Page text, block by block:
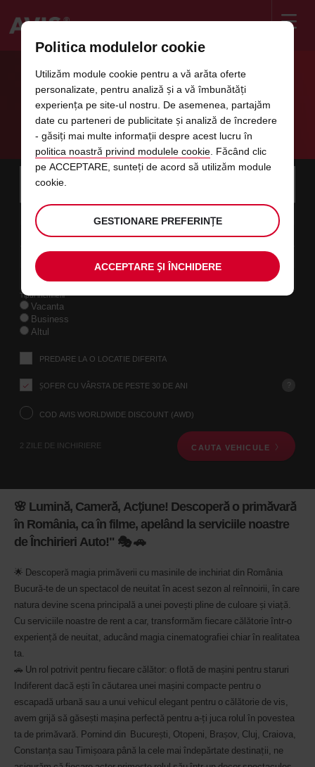
🎬 "BLOCKBUSTER DE WEEKEND:
REDUCERILE DE PREȚURI ÎN ROLURI
PRINCIPALE!" 🌟🎥🚗🌟
Instructions
Screen
Reader
screen
reader
instructions
Alege
locatia
de
preluare
folosind
formularul
cautare
vehiculelor
jos.
te
rugam
sa
ne
furnizezi
ora
preluarii
Poti
de
asemenea
sa
ne
furnizezi
un
numar
Avis
Worldwide
Discount
(AWD).
Microbuzele
Omite
link-
urile
acest
formular
Cauta
locatia
preluare
pentru
preluare
S
selecteaza
pentru
a
schimba
Ora
aleasa
pentru
preluare
10
Actuala
L
AUG.
selecteaza
pentru
a
schimba
time
to
Ora
aleasa
pentru
preluare
10
Tipul inchirierii
Vacanta
Business
Altul
PREDARE LA O LOCATIE DIFERITA
ȘOFER CU VÂRSTA DE PESTE 30 DE ANI
COD AVIS WORLDWIDE DISCOUNT (AWD)
2 ZILE DE INCHIRIERE CAUTA VEHICULE
🌸 Lumină, Cameră, Acțiune! Descoperă o primăvară
în România, ca în filme, apelând la serviciile noastre
de Închirieri Auto!" 🎭 🚗
🌟 Descoperă magia primăverii cu masinile de inchiriat din România
Bucură-te de un spectacol de neuitat în acest sezon al reînnoirii, în care
natura devine scena principală a unei povești pline de culoare și viață.
Cu serviciile noastre de rent a car, transformăm fiecare călătorie într-o
experiență de neuitat, aducând magia cinematografiei chiar în realitatea
ta.
🚗 Un rol potrivit pentru fiecare călător: o flotă de mașini pentru staruri
Indiferent dacă ești în căutarea unei mașini compacte pentru o
escapadă urbană sau a unui vehicul elegant pentru o călătorie de vis,
avem grijă să găsești mașina perfectă pentru a-ți juca rolul în povestea
ta de primăvară. Pornind din București, Otopeni, Brașov, Cluj, Craiova,
Constanţa sau Timișoara până la cele mai îndepărtate destinații, ne
Politica modulelor cookie
Utilizăm module cookie pentru a vă arăta oferte
personalizate, pentru analiză și a vă îmbunătăți
experiența pe site-ul nostru. De asemenea, partajăm
date cu parteneri de publicitate și analiză de încredere
- găsiți mai multe informații despre acest lucru în
politica noastră privind modulele cookie. Făcând clic
pe ACCEPTARE, sunteți de acord să utilizăm module
cookie.
GESTIONARE PREFERINȚE
ACCEPTARE ȘI ÎNCHIDERE